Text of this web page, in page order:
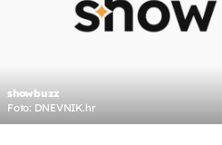
showbuzz
Foto: DNEVNIK.hr